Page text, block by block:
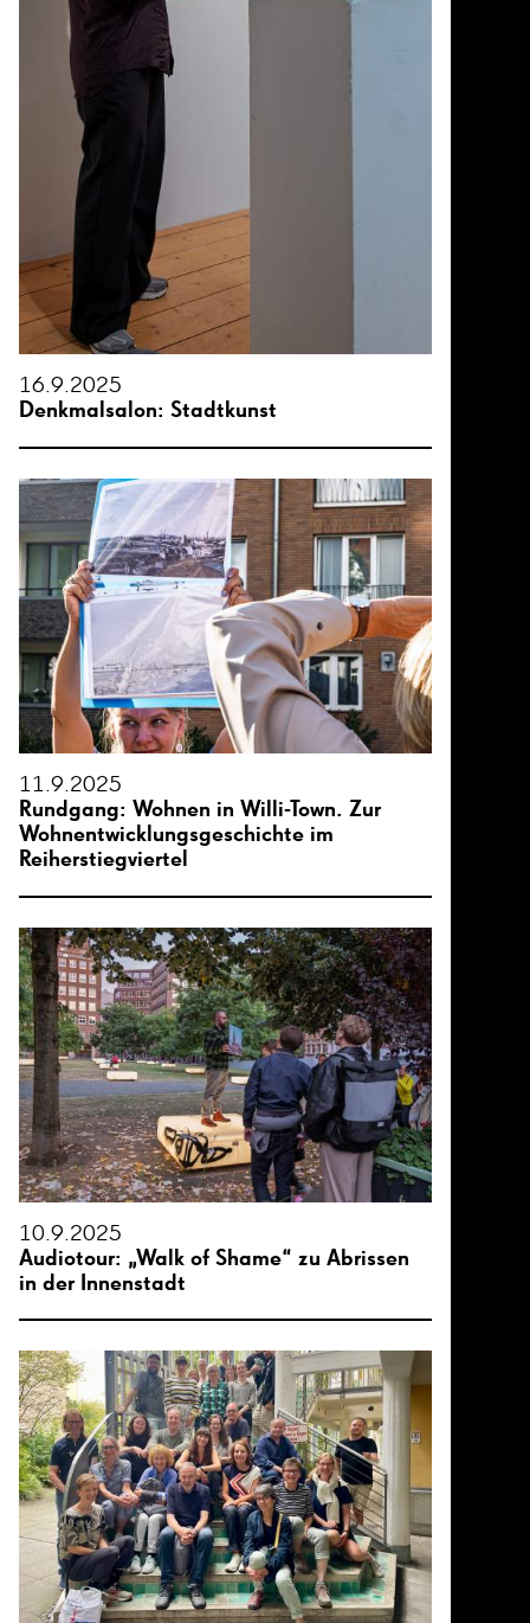
16.9.2025
Denkmalsalon: Stadtkunst
11.9.2025
Rundgang: Wohnen in Willi-Town. Zur
Wohnentwicklungsgeschichte im
Reiherstiegviertel
10.9.2025
Audiotour: „Walk of Shame“ zu Abrissen
in der Innenstadt